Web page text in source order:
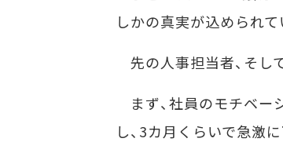
しかの真実が込められ
先の人事担当者、そし
まず、社員のモチベー
し、3カ月くらいで急激